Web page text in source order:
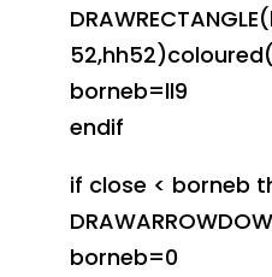
borneb=ll9
endif
if close < borneb
borneb=0